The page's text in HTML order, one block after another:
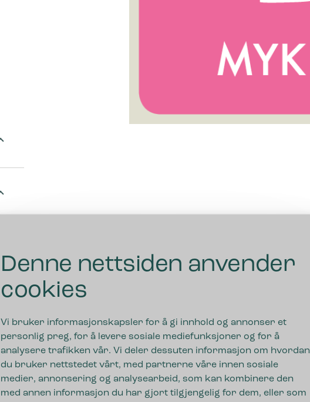
Denne nettsiden anvender
cookies
Vi bruker informasjonskapsler for å gi innhold og annonser et
personlig preg, for å levere sosiale mediefunksjoner og for å
analysere trafikken vår. Vi deler dessuten informasjon om hvordan
du bruker nettstedet vårt, med partnerne våre innen sosiale
medier, annonsering og analysearbeid, som kan kombinere den
med annen informasjon du har gjort tilgjengelig for dem, eller som